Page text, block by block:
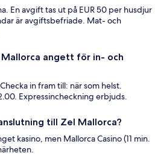
En avgift tas ut på EUR 50 per husdjur
är avgiftsbefriade. Mat- och
angett för in- och
in fram till: när som helst.
Expressincheckning erbjuds.
till Zel Mallorca?
kasino, men Mallorca Casino (11 min.